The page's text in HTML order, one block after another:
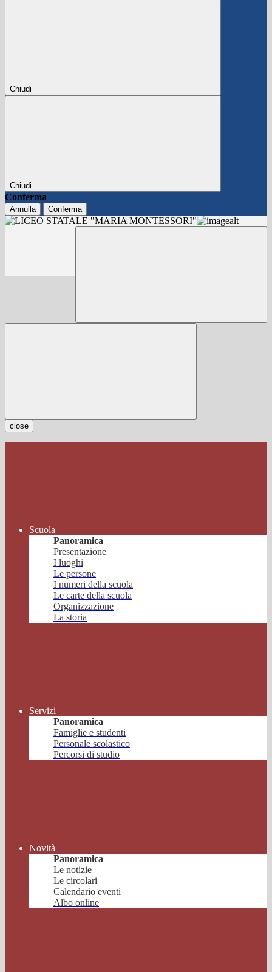
Chiudi
Chiudi
Conferma
Annulla Conferma
close
Scuola
Panoramica
Presentazione
I luoghi
Le persone
I numeri della scuola
Le carte della scuola
Organizzazione
La storia
Servizi
Panoramica
Famiglie e studenti
Personale scolastico
Percorsi di studio
Novità
Panoramica
Le notizie
Le circolari
Calendario eventi
Albo online